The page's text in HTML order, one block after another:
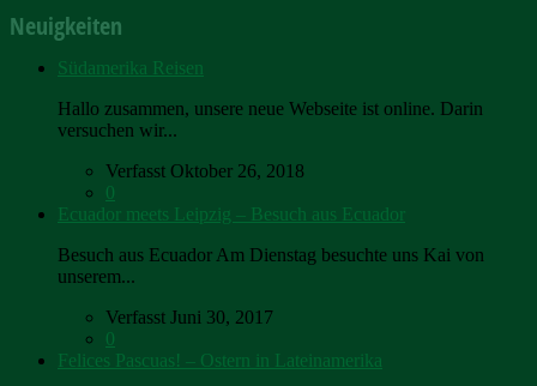
Neuigkeiten
Südamerika Reisen
Hallo zusammen, unsere neue Webseite ist online. Darin
versuchen wir...
Verfasst Oktober 26, 2018
0
Ecuador meets Leipzig – Besuch aus Ecuador
Besuch aus Ecuador Am Dienstag besuchte uns Kai von
unserem...
Verfasst Juni 30, 2017
0
Felices Pascuas! – Ostern in Lateinamerika